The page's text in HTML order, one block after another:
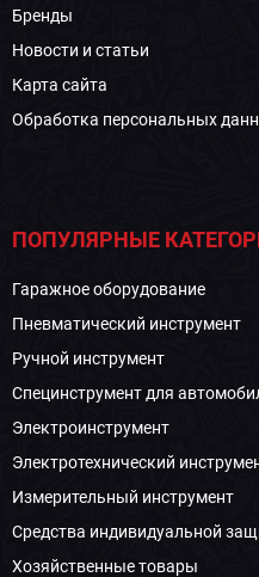
Бренды
Новости и статьи
Карта сайта
Обработка персональных
ПОПУЛЯРНЫЕ
Гаражное оборудование
Пневматический инструмент
Ручной инструмент
Специнструмент для
Электроинструмент
Электротехнический
Измерительный инструмент
Средства индивидуальной
Хозяйственные товары